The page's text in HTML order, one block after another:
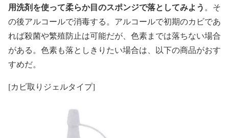
用洗剤を使って柔らか目のスポンジで落としてみよう 。そ
の後アルコールで消毒する。アルコールで初期のカビであ
れば殺菌や繁殖防止は可能だが、色素までは落ちない場合
がある。色素も落としきりたい場合は、以下の商品がおす
すめだ。
[カビ取りジェルタイプ]